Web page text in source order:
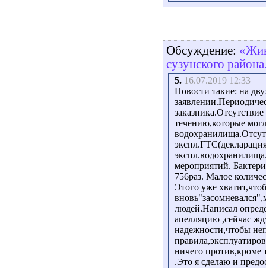
Обсуждение:
сузунского
5. 16.07.2019 12:33
Новости такие: на
течению,которые
мероприятий.
756раз. Малое
Этого уже
людей.Написал
апелляцию ,сейчас
надежности,чтобы
ничего против,кроме
.Это я сделаю и